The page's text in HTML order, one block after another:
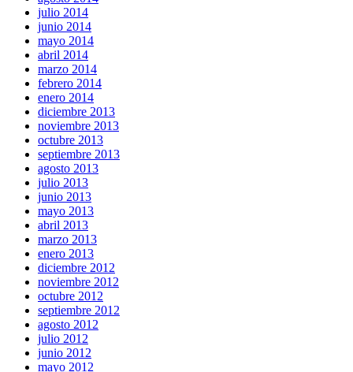
julio 2014
junio 2014
mayo 2014
abril 2014
marzo 2014
febrero 2014
enero 2014
diciembre 2013
noviembre 2013
octubre 2013
septiembre 2013
agosto 2013
julio 2013
junio 2013
mayo 2013
abril 2013
marzo 2013
enero 2013
diciembre 2012
noviembre 2012
octubre 2012
septiembre 2012
agosto 2012
julio 2012
junio 2012
mayo 2012